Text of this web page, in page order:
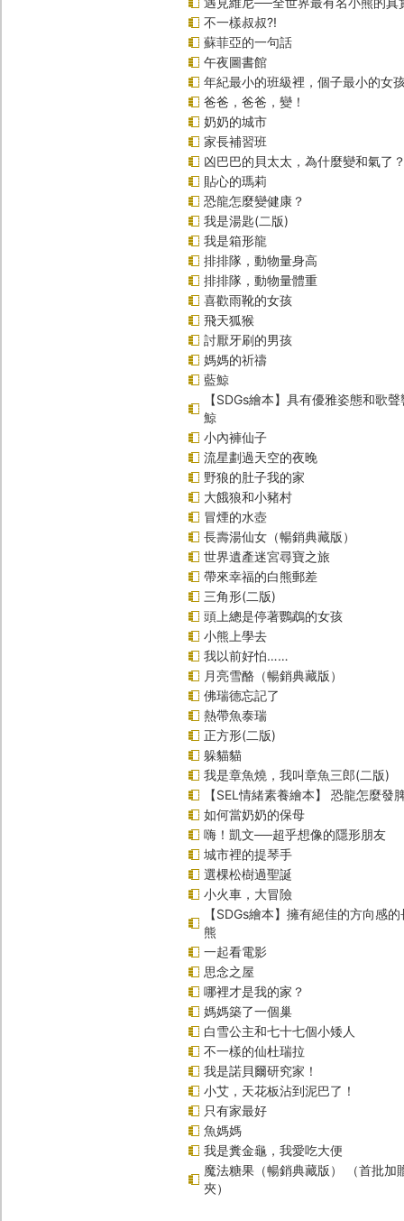
不一樣叔叔?!
蘇菲亞的一句話
午夜圖書館
年紀最小的班級裡，個子最小的女
爸爸，爸爸，變！
奶奶的城市
家長補習班
凶巴巴的貝太太，為什麼變和氣了
貼心的瑪莉
恐龍怎麼變健康？
我是湯匙(二版)
我是箱形龍
排排隊，動物量身高
排排隊，動物量體重
喜歡雨靴的女孩
飛天狐猴
討厭牙刷的男孩
媽媽的祈禱
藍鯨
【SDGs繪本】具有優雅姿態和歌
鯨
小內褲仙子
流星劃過天空的夜晚
野狼的肚子我的家
大餓狼和小豬村
冒煙的水壺
長壽湯仙女（暢銷典藏版）
世界遺產迷宮尋寶之旅
帶來幸福的白熊郵差
三角形(二版)
頭上總是停著鸚鵡的女孩
小熊上學去
我以前好怕……
月亮雪酪（暢銷典藏版）
佛瑞德忘記了
熱帶魚泰瑞
正方形(二版)
躲貓貓
我是章魚燒，我叫章魚三郎(二版)
【SEL情緒素養繪本】 恐龍怎麼發
如何當奶奶的保母
嗨！凱文──超乎想像的隱形朋友
城市裡的提琴手
選棵松樹過聖誕
小火車，大冒險
【SDGs繪本】擁有絕佳的方向感
熊
一起看電影
思念之屋
哪裡才是我的家？
媽媽築了一個巢
白雪公主和七十七個小矮人
不一樣的仙杜瑞拉
我是諾貝爾研究家！
小艾，天花板沾到泥巴了！
只有家最好
魚媽媽
我是糞金龜，我愛吃大便
魔法糖果（暢銷典藏版） （首批加
夾）